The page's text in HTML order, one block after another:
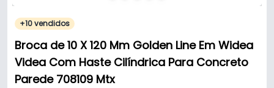
+10 vendidos
Broca de 10 X 120 Mm Golden Line Em Widea
Videa Com Haste Cilíndrica Para Concreto
Parede 708109 Mtx